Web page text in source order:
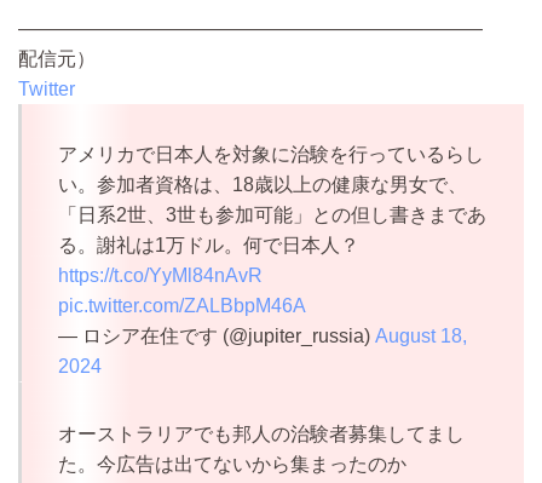
————————————————————————
配信元）
Twitter
アメリカで日本人を対象に治験を行っているらし
い。参加者資格は、18歳以上の健康な男女で、
「日系2世、3世も参加可能」との但し書きまであ
る。謝礼は1万ドル。何で日本人？
https://t.co/YyMl84nAvR
pic.twitter.com/ZALBbpM46A
— ロシア在住です (@jupiter_russia) August 18,
2024
オーストラリアでも邦人の治験者募集してまし
た。今広告は出てないから集まったのか